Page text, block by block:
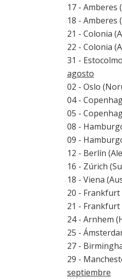
17 - Amberes
18 - Amberes
21 - Colonia
22 - Colonia
31 -
agosto
02 - Oslo
04 -
05 -
08 -
09 -
12 - Berlín
16 - Zúrich
18 - Viena
20 - Frankfurt
21 - Frankfurt
24 - Arnhem
25 -
27 -
29 -
septiembre